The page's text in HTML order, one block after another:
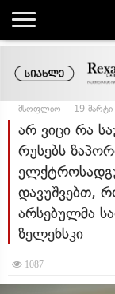
მსოფლიო 19
არ ვიცი რა
რუსებს
დავუშვებთ,
არსებულმა
ზელენსკი
1087